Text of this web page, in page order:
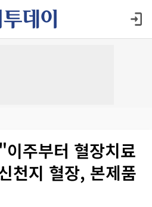
주부터 혈장치료
천지 혈장, 본제품